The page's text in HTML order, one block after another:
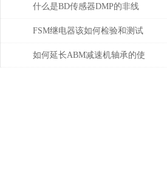
如何处理
什么是BD传感器DMP的非线
性，怎么产生的？
FSM继电器该如何检验和测试
如何延长ABM减速机轴承的使